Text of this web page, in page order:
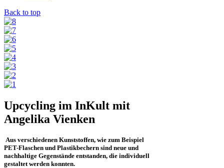
Back to top
Upcycling im InKult mit
Angelika Vienken
Aus verschiedenen Kunststoffen, wie zum Beispiel
PET-Flaschen und Plastikbechern sind neue und
nachhaltige Gegenstände entstanden, die individuell
gestaltet werden konnten.